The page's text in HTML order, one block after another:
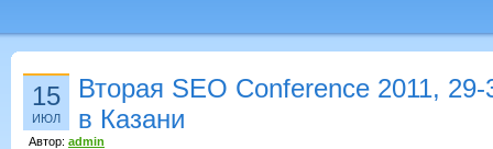
15
ИЮЛ
Вторая SEO Conference 2011, 29-
в Казани
Автор: admin